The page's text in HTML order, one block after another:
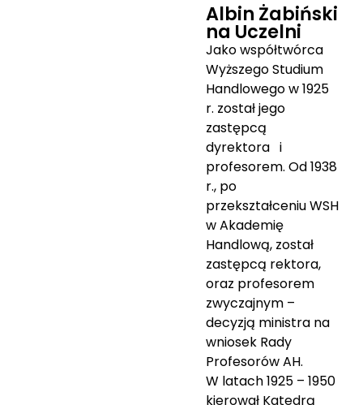
Albin Żabiński
na Uczelni
Jako współtwórca
Wyższego Studium
Handlowego w 1925
r. został jego
zastępcą
dyrektora i
profesorem. Od 1938
r., po
przekształceniu WSH
w Akademię
Handlową, został
zastępcą rektora,
oraz profesorem
zwyczajnym –
decyzją ministra na
wniosek Rady
Profesorów AH.
W latach 1925 – 1950
kierował Katedrą